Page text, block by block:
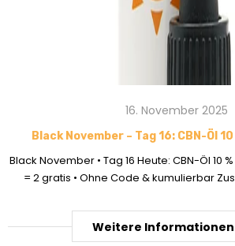
16. November 2025
Black November – Tag 16: CBN-Öl
Black November • Tag 16 Heute: CBN-Öl 10 %
= 2 gratis • Ohne Code & kumulierbar
Weitere Informationen